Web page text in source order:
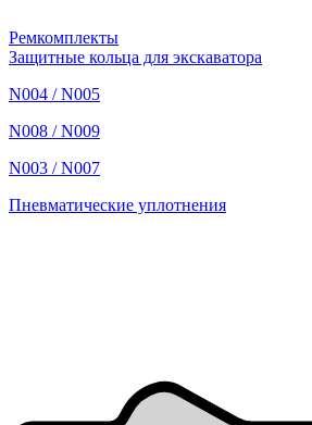
Ремкомплекты
Защитные кольца для экскаватора
N004 / N005
N008 / N009
N003 / N007
Пневматические уплотнения